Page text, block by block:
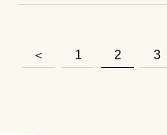
＜ 1 2 3